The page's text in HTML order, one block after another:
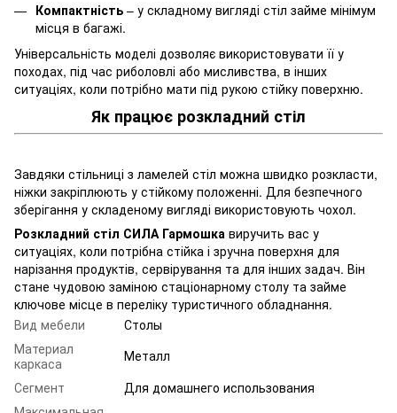
Компактність – у складному вигляді стіл займе мінімум
місця в багажі.
Універсальність моделі дозволяє використовувати її у
походах, під час риболовлі або мисливства, в інших
ситуаціях, коли потрібно мати під рукою стійку поверхню.
Як працює розкладний стіл
Завдяки стільниці з ламелей стіл можна швидко розкласти,
ніжки закріплюють у стійкому положенні. Для безпечного
зберігання у складеному вигляді використовують чохол.
Розкладний стіл СИЛА Гармошка виручить вас у
ситуаціях, коли потрібна стійка і зручна поверхня для
нарізання продуктів, сервірування та для інших задач. Він
стане чудовою заміною стаціонарному столу та займе
ключове місце в переліку туристичного обладнання.
Вид мебели
Столы
Материал
каркаса
Металл
Сегмент
Для домашнего использования